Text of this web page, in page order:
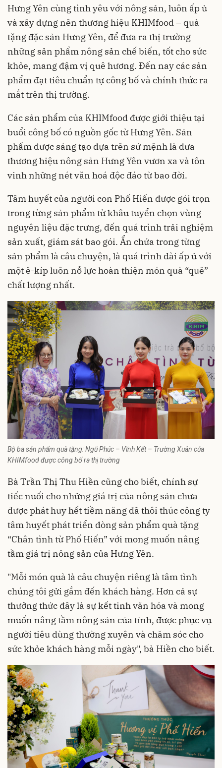
Hưng Yên cùng tình yêu với nông sản, luôn ấp ủ
và xây dựng nên thương hiệu KHIMfood – quà
tặng đặc sản Hưng Yên, để đưa ra thị trường
những sản phẩm nông sản chế biến, tốt cho sức
khỏe, mang đậm vị quê hương. Đến nay các sản
phẩm đạt tiêu chuẩn tự công bố và chính thức ra
mắt trên thị trường.
Các sản phẩm của KHIMfood được giới thiệu tại
buổi công bố có nguồn gốc từ Hưng Yên. Sản
phẩm được sáng tạo dựa trên sứ mệnh là đưa
thương hiệu nông sản Hưng Yên vươn xa và tôn
vinh những nét văn hoá độc đáo từ bao đời.
Tâm huyết của người con Phố Hiến được gói trọn
trong từng sản phẩm từ khâu tuyển chọn vùng
nguyên liệu đặc trưng, đến quá trình trải nghiệm
sản xuất, giám sát bao gói. Ẩn chứa trong từng
sản phẩm là câu chuyện, là quá trình dài ấp ủ với
một ê-kíp luôn nỗ lực hoàn thiện món quà “quê”
chất lượng nhất.
Bộ ba sản phẩm quà tặng: Ngũ Phúc – Vĩnh Kết – Trường Xuân của
KHIMfood được công bố ra thị trường
Bà Trần Thị Thu Hiền cũng cho biết, chính sự
tiếc nuối cho những giá trị của nông sản chưa
được phát huy hết tiềm năng đã thôi thúc công ty
tâm huyết phát triển dòng sản phẩm quà tặng
“Chân tình từ Phố Hiến” với mong muốn nâng
tầm giá trị nông sản của Hưng Yên.
"Mỗi món quà là câu chuyện riêng là tâm tình
chúng tôi gửi gắm đến khách hàng. Hơn cả sự
thưởng thức đây là sự kết tinh văn hóa và mong
muốn nâng tầm nông sản của tỉnh, được phục vụ
người tiêu dùng thường xuyên và chăm sóc cho
sức khỏe khách hàng mỗi ngày", bà Hiền cho biết.